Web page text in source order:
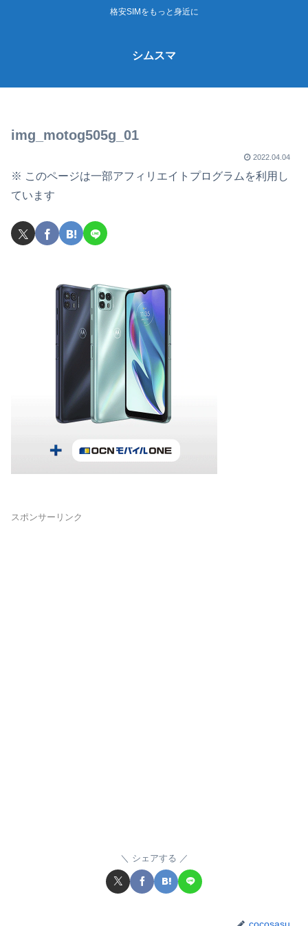
格安SIMをもっと身近に
シムスマ
img_motog505g_01
2022.04.04
※ このページは一部アフィリエイトプログラムを利用し
ています
スポンサーリンク
シェアする